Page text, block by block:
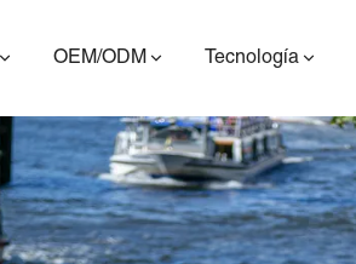
OEM/ODM Tecnología